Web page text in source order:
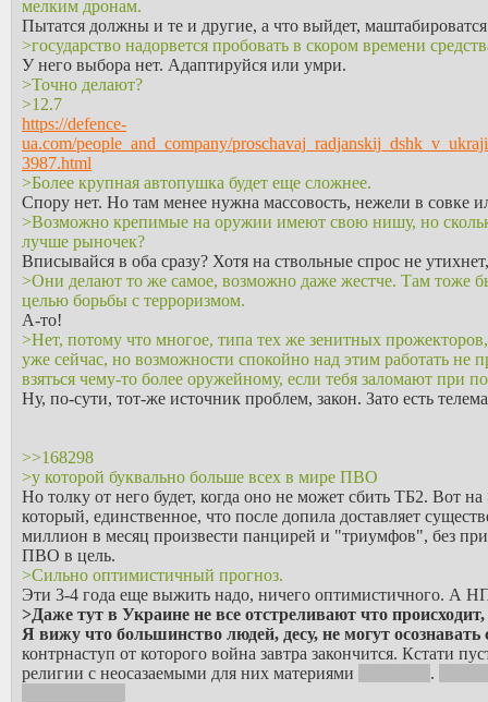
мелким дронам.
Пытатся должны и те и другие, а что выйдет,
>государство надорвется пробовать в скором времени
У него выбора нет. Адаптируйся или умри.
>Точно делают?
>12.7
https://defence-
ua.com/people_and_company/
3987.html
>Более крупная автопушка будет еще сложнее.
Спору нет. Но там менее нужна массовость, нежели в совке
>Возможно крепимые на оружии имеют свою нишу, но
лучше рыночек?
Вписывайся в оба сразу? Хотя на ствольные спрос не
>Они делают то же самое, возможно даже жестче. Там тоже
целью борьбы с терроризмом.
А-то!
>Нет, потому что многое, типа тех же зенитных
уже сейчас, но возможности спокойно над этим работать не
взяться чему-то более оружейному, если тебя заломают при
Ну, по-сути, тот-же источник проблем, закон. Зато есть
>>168298
>у которой буквально больше всех в мире ПВО
Но толку от него будет, когда оно не может сбить ТБ2. Вот
который, единственное, что после допила доставляет
миллион в месяц произвести панцирей и "триумфов", без
ПВО в цель.
>Сильно оптимистичный прогноз.
Эти 3-4 года еще выжить надо, ничего оптимистичного. А
>Даже тут в Украине не все отстреливают что
Я вижу что большинство людей, десу, не могут
контрнаступ от которого война завтра закончится. Кстати
религии с неосазаемыми для них материями
.